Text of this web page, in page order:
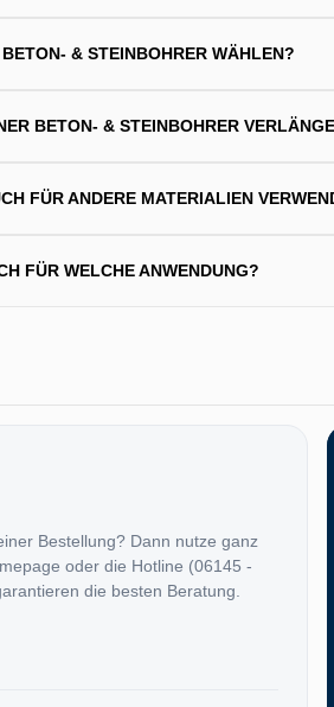
& STEINBOHRER WÄHLEN?
BETON- & STEINBOHRER
FÜR ANDERE MATERIALIEN
FÜR WELCHE ANWENDUNG?
Bestellung? Dann nutze ganz
oder die Hotline (06145 -
die besten Beratung.